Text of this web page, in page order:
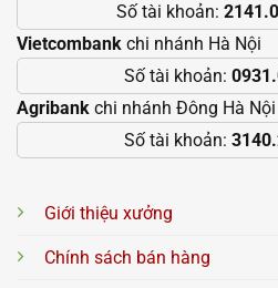
Số tài khoản:
Vietcombank chi nhánh Hà Nội
Số tài khoản:
Agribank chi nhánh Đông Hà Nội
Số tài khoản:
Giới thiệu xưởng
Chính sách bán hàng